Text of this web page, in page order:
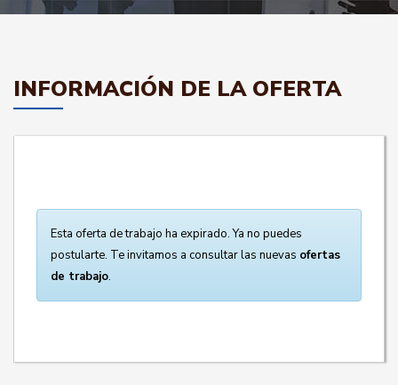
INFORMACIÓN DE LA OFERTA
Esta oferta de trabajo ha expirado. Ya no puedes
postularte. Te invitamos a consultar las nuevas ofertas
de trabajo.